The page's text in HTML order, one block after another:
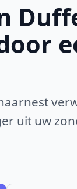
uit uw